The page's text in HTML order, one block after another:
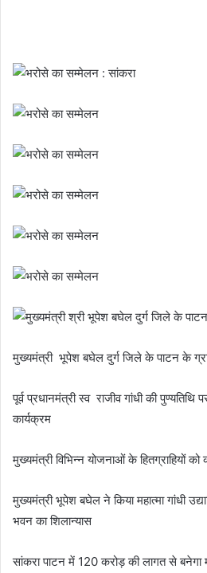
मुख्यमंत्री भूपेश बघेल दुर्ग जिले के पाटन के
पूर्व प्रधानमंत्री स्व राजीव गांधी की
कार्यक्रम
मुख्यमंत्री विभिन्न योजनाओं के हितग्राहियों
मुख्यमंत्री भूपेश बघेल ने किया महात्मा गांधी
भवन का शिलान्यास
सांकरा पाटन में 120 करोड़ की लागत से बनेगा